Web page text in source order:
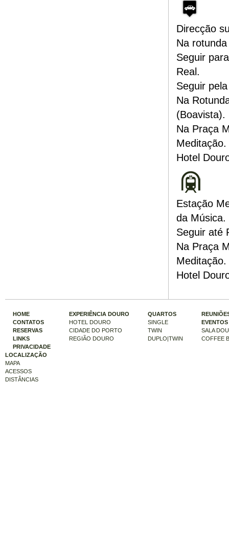
Direcção
Na
Seguir
Real.
Seguir
Na
(Boavista).
Na Praça
Meditação.
Hotel
Estação
da Música.
Seguir até
Na Praça
Meditação.
Hotel
HOME
CONTATOS
RESERVAS
LINKS
PRIVACIDADE
EXPERIÊNCIA DOURO
HOTEL DOURO
CIDADE DO PORTO
REGIÃO DOURO
QUARTOS
SINGLE
TWIN
DUPLO|TWIN
EVENTOS
SALA
COFFEE
LOCALIZAÇÃO
MAPA
ACESSOS
DISTÂNCIAS